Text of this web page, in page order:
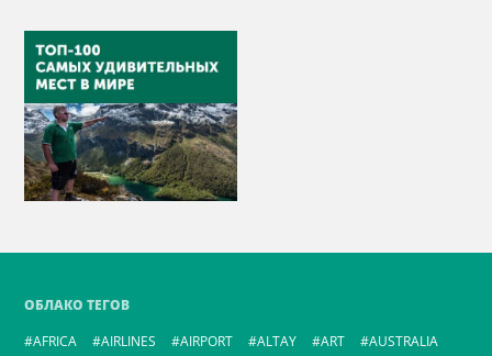
ОБЛАКО ТЕГОВ
AFRICA
AIRLINES AIRPORT ALTAY ART
AUSTRALIA